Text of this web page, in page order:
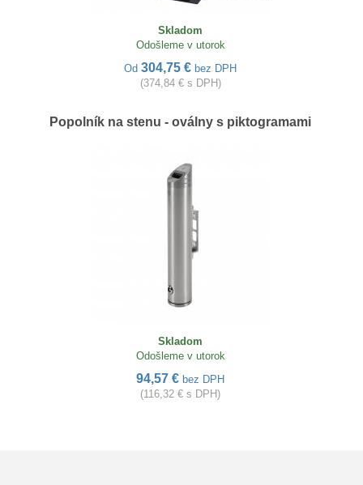
Skladom
Odošleme v utorok
Od 304,75 € bez DPH
(374,84 € s DPH)
Popolník na stenu - oválny s piktogramami
Skladom
Odošleme v utorok
94,57 € bez DPH
(116,32 € s DPH)